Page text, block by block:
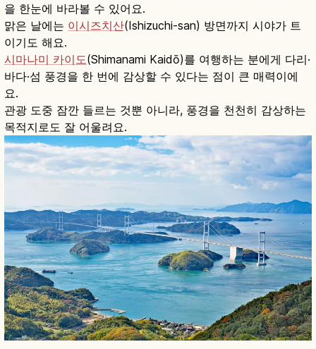
을 한눈에 바라볼 수 있어요.
맑은 날에는 이시즈치산(Ishizuchi-san) 방면까지 시야가 트
이기도 해요.
시마나미 카이도(Shimanami Kaidō)를 여행하는 분에게 다리·
바다·섬 풍경을 한 번에 감상할 수 있다는 점이 큰 매력이에
요.
관광 도중 잠깐 들르는 것뿐 아니라, 풍경을 천천히 감상하는
목적지로도 잘 어울려요.